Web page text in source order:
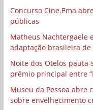
Concurso Cine.Ema
públicas
Matheus Nachtergaele
adaptação brasileira
Noite dos Otelos
prêmio principal entre
Museu da Pessoa abre
sobre envelhecimento